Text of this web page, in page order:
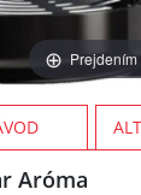
Aróma